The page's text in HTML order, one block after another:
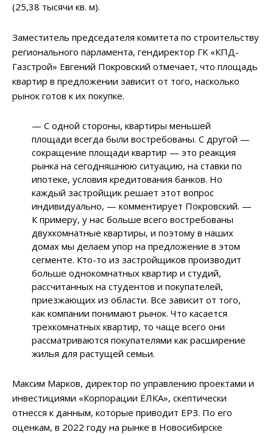
(25,38 тысячи кв. м).
Заместитель председателя комитета по строительству
регионального парламента, гендиректор ГК «КПД-
Газстрой» Евгений Покровский отмечает, что площадь
квартир в предложении зависит от того, насколько
рынок готов к их покупке.
— С одной стороны, квартиры меньшей
площади всегда были востребованы. С другой —
сокращение площади квартир — это реакция
рынка на сегодняшнюю ситуацию, на ставки по
ипотеке, условия кредитования банков. Но
каждый застройщик решает этот вопрос
индивидуально, — комментирует Покровский. —
К примеру, у нас больше всего востребованы
двухкомнатные квартиры, и поэтому в наших
домах мы делаем упор на предложение в этом
сегменте. Кто-то из застройщиков производит
больше однокомнатных квартир и студий,
рассчитанных на студентов и покупателей,
приезжающих из области. Все зависит от того,
как компании понимают рынок. Что касается
трехкомнатных квартир, то чаще всего они
рассматриваются покупателями как расширение
жилья для растущей семьи.
Максим Марков, директор по управлению проектами и
инвестициями «Корпорации ЁЛКА», скептически
отнесся к данным, которые приводит ЕРЗ. По его
оценкам, в 2022 году на рынке в Новосибирске